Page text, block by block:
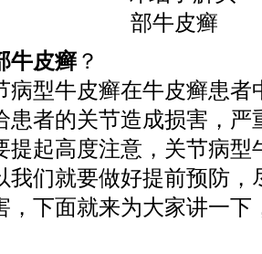
牛皮癣 ？
型牛皮癣在牛皮癣患者
患者的关节造成损害，严
提起高度注意，关节病型
我们就要做好提前预防，
，下面就来为大家讲一下